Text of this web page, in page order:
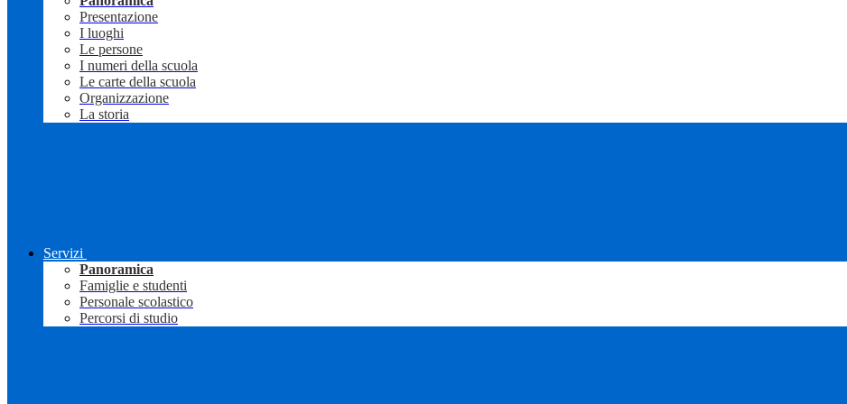
Presentazione
I luoghi
Le persone
I numeri della scuola
Le carte della scuola
Organizzazione
La storia
Servizi
Panoramica
Famiglie e studenti
Personale scolastico
Percorsi di studio